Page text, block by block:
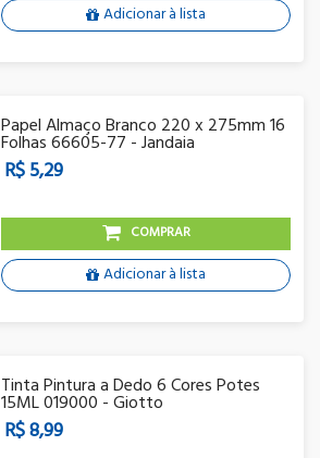
Adicionar à lista
Papel Almaço Branco 220 x 275mm 16
Folhas 66605-77 - Jandaia
R$ 5,29
COMPRAR
Adicionar à lista
Tinta Pintura a Dedo 6 Cores Potes
15ML 019000 - Giotto
R$ 8,99